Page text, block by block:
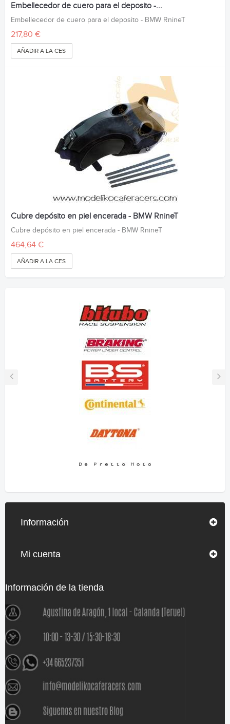
Embellecedor de cuero para el deposito -...
Embellecedor de cuero para el deposito - BMW RnineT
217,80 €
AÑADIR A LA CESTA
Cubre depósito en piel encerada - BMW RnineT
Cubre depósito en piel encerada - BMW RnineT
464,64 €
AÑADIR A LA CESTA
Información
Mi cuenta
Información de la tienda